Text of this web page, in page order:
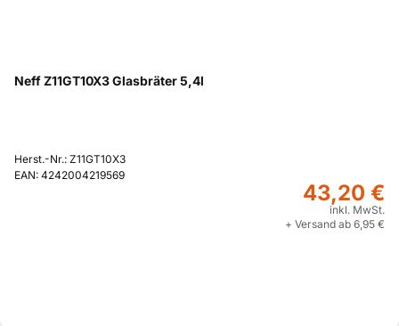
Neff Z11GT10X3 Glasbräter 5,4l
Herst.-Nr.: Z11GT10X3
EAN: 4242004219569
43,20 €
inkl. MwSt.
+ Versand ab 6,95 €